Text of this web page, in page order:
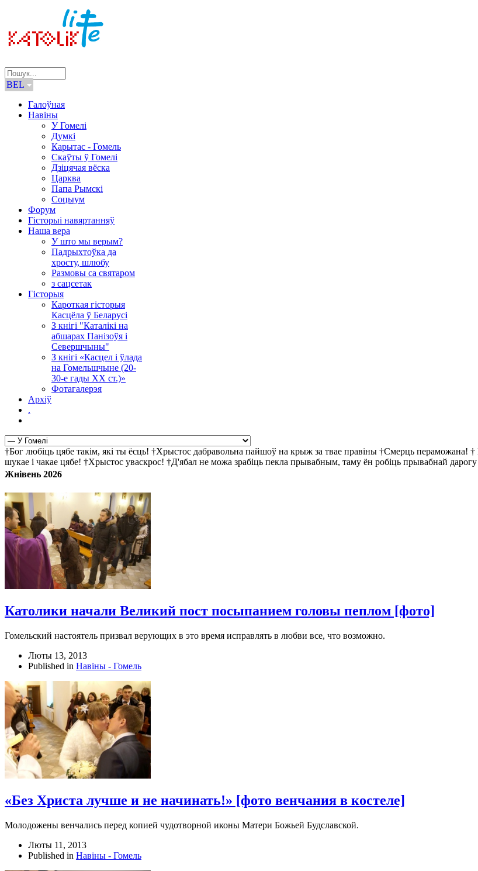
BEL
Галоўная
Навіны
У Гомелі
Думкі
Карытас - Гомель
Скаўты ў Гомелі
Дзіцячая вёска
Царква
Папа Рымскі
Соцыум
Форум
Гісторыі навяртанняў
Наша вера
У што мы верым?
Падрыхтоўка да
хросту, шлюбу
Размовы са святаром
з сацсетак
Гісторыя
Кароткая гісторыя
Касцёла ў Беларусі
З кнігі "Каталікі на
абшарах Панізоўя і
Севершчыны"
З кнігі «Касцел і ўлада
на Гомельшчыне (20-
30-е гады ХХ ст.)»
Фотагалерэя
Архіў
.
†Бог любіць цябе такім, які ты ёсць! †Хрыстос дабравольна пайшоў на крыж за твае правіны †Смерць пераможана!
шукае і чакае цябе! †Хрыстос уваскрос! †Д'ябал не можа зрабіць пекла прывабным, таму ён робіць прывабнай
Жнівень 2026
Католики начали Великий пост посыпанием головы пеплом [фото]
Гомельский настоятель призвал верующих в это время исправлять в любви все, что возможно.
Люты 13, 2013
Published in Навіны - Гомель
«Без Христа лучше и не начинать!» [фото венчания в костеле]
Молодожены венчались перед копией чудотворной иконы Матери Божьей Будславской.
Люты 11, 2013
Published in Навіны - Гомель